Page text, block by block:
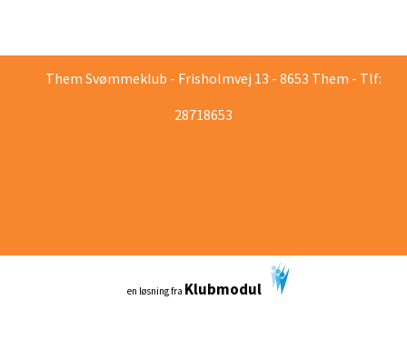
Them Svømmeklub - Frisholmvej 13 - 8653 Them - Tlf:
28718653
en løsning fra Klubmodul